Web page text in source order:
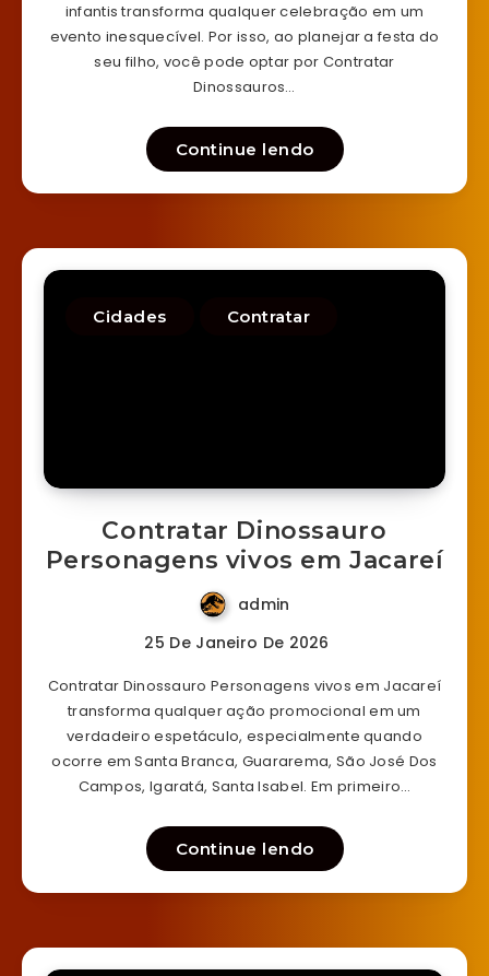
infantis transforma qualquer celebração em um
evento inesquecível. Por isso, ao planejar a festa do
seu filho, você pode optar por Contratar
Dinossauros…
Continue lendo
Cidades Contratar
Contratar Dinossauro
Personagens vivos em Jacareí
admin
25 De Janeiro De 2026
Contratar Dinossauro Personagens vivos em Jacareí
transforma qualquer ação promocional em um
verdadeiro espetáculo, especialmente quando
ocorre em Santa Branca, Guararema, São José Dos
Campos, Igaratá, Santa Isabel. Em primeiro…
Continue lendo